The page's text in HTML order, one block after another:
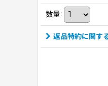
数量:
返品特約に関す